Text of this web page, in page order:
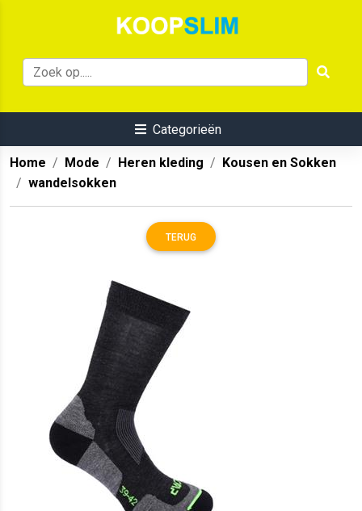
Categorieën
Home Mode Heren kleding
Kousen en Sokken
wandelsokken
TERUG